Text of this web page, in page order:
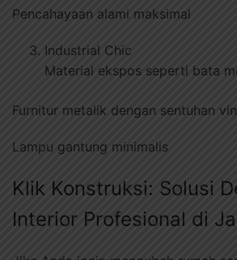
Pencahayaan alami maksimal
Industrial Chic
Material ekspos seperti bata
Furnitur metalik dengan sentuhan
Lampu gantung minimalis
Klik Konstruksi: Solusi
Interior Profesional di